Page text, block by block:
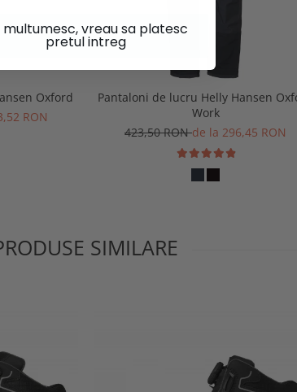
Oxford
RON
Pantaloni de lucru Helly Hansen
Work
423,50 RONde la 296,45 RON
SIMILARE
multumesc, vreau sa platesc
pretul intreg